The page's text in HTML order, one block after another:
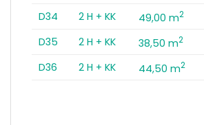
D34
2 H + KK 49,00 m2
D35
2 H + KK 38,50 m2
D36
2 H + KK 44,50 m2